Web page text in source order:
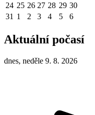
24 25 26 27 28 29 30
31 1 2 3 4 5 6
Aktuální počasí
dnes, neděle 9. 8. 2026